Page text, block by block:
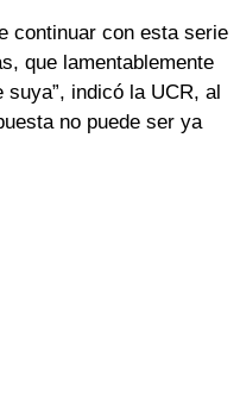
continuar con esta serie
que lamentablemente
indicó la UCR, al
no puede ser ya